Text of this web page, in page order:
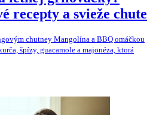
recepty a svieže chute
chutney Mangolína a BBQ omáčkou
špízy, guacamole a majonéza, ktorá